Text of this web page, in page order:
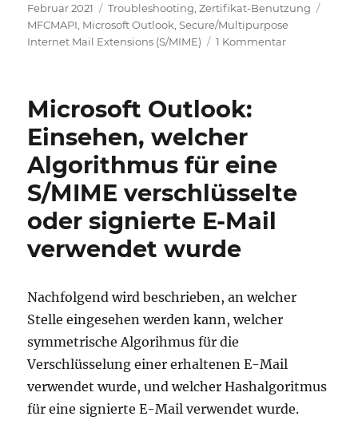
Veröffentlicht
am
Februar 2021 Kategorien
Troubleshooting,Zertifikat-Benutzung
MFCMAPI, Microsoft Outlook,Secure/Multipurpose
Internet Mail Extensions (S/MIME)
1 Kommentarzu
einer
Microsoft Outlook:
Einsehen, welcher
Algorithmus für eine
S/MIME verschlüsselte
oder signierte E-Mail
verwendet wurde
Nachfolgend wird beschrieben, an welcher
Stelle eingesehen werden kann, welcher
symmetrische Algorihmus für die
Verschlüsselung einer erhaltenen E-Mail
verwendet wurde, und welcher Hashalgoritmus
für eine signierte E-Mail verwendet wurde.